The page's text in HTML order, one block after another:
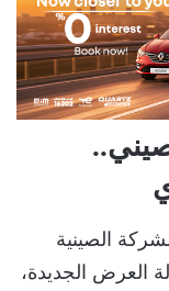
الصينية
العرض الجديدة،